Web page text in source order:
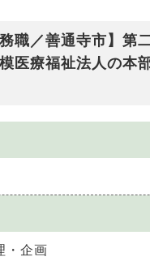
務職／善通寺市】第
医療福祉法人の本
・企画